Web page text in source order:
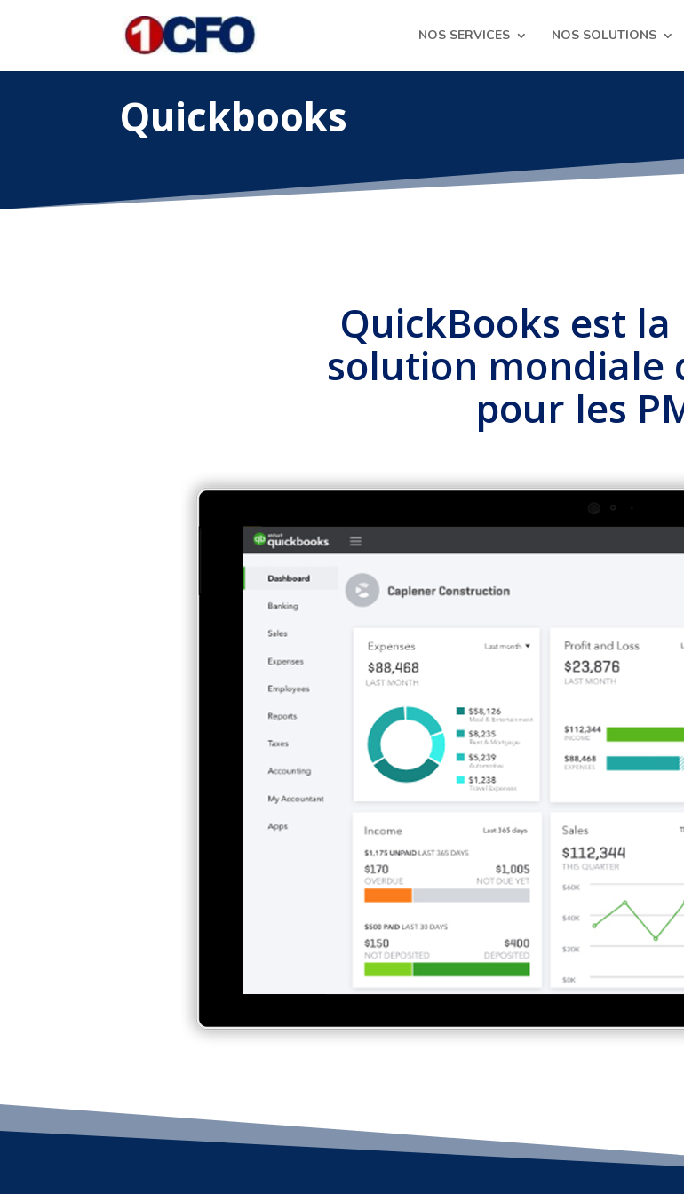
NOS SERVICES NOS SOLUTIONS
Quickbooks
QuickBooks est
solution mondiale
pour les